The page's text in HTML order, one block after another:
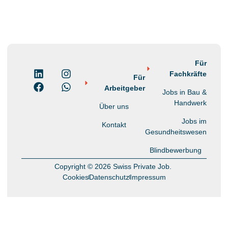
Für
Arbeitgeber
Über uns
Kontakt
Für
Fachkräfte
Jobs in Bau &
Handwerk
Jobs im
Gesundheitswesen
Blindbewerbung
Copyright © 2026 Swiss Private Job.
CookiesDatenschutzImpressum